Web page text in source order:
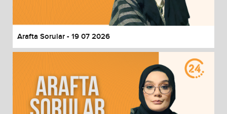
Arafta Sorular - 19 07 2026